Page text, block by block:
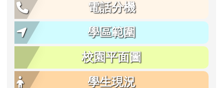
電話分機
學區範圍
校園平面圖
學生現況